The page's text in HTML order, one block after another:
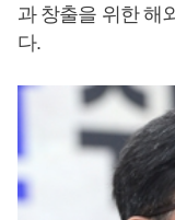
과 창출을 위한 해
다.